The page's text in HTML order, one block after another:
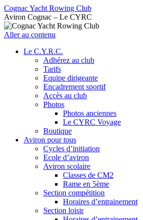
Cognac Yacht Rowing Club
Aviron Cognac – Le CYRC
Aller au contenu
Le C.Y.R.C.
Adhérez au club
Tarifs
Equipe dirigeante
Encadrement sportif
Accès au club
Photos
Photos anciennes
Le CYRC Voyage
Boutique
Aviron pour tous
Cycles d’initiation
Ecole d’aviron
Aviron scolaire
Classes de CM2
Rame en 5ème
Section compétition
Horaires d’entrainement
Section loisir